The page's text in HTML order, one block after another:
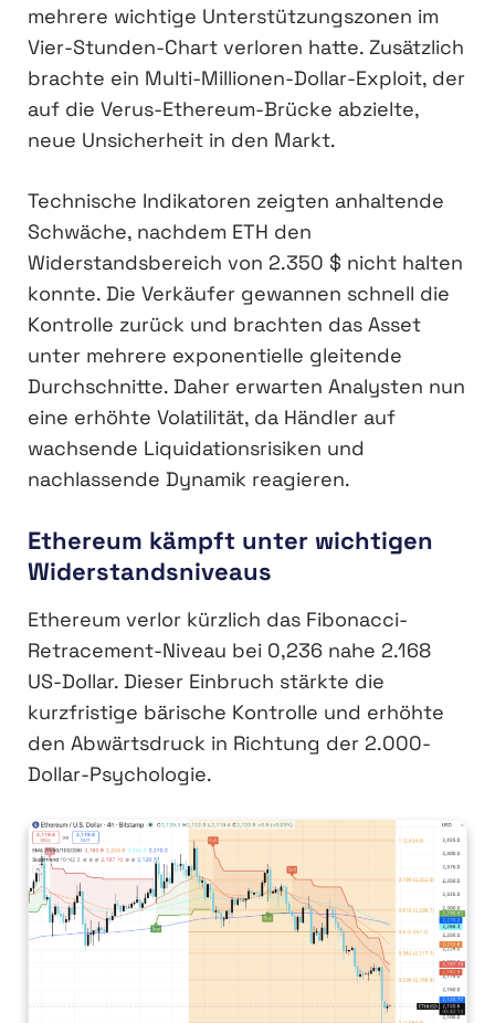
mehrere wichtige Unterstützungszonen im
Vier-Stunden-Chart verloren hatte. Zusätzlich
brachte ein Multi-Millionen-Dollar-Exploit, der
auf die Verus-Ethereum-Brücke abzielte,
neue Unsicherheit in den Markt.
Technische Indikatoren zeigten anhaltende
Schwäche, nachdem ETH den
Widerstandsbereich von 2.350 $ nicht halten
konnte. Die Verkäufer gewannen schnell die
Kontrolle zurück und brachten das Asset
unter mehrere exponentielle gleitende
Durchschnitte. Daher erwarten Analysten nun
eine erhöhte Volatilität, da Händler auf
wachsende Liquidationsrisiken und
nachlassende Dynamik reagieren.
Ethereum kämpft unter wichtigen
Widerstandsniveaus
Ethereum verlor kürzlich das Fibonacci-
Retracement-Niveau bei 0,236 nahe 2.168
US-Dollar. Dieser Einbruch stärkte die
kurzfristige bärische Kontrolle und erhöhte
den Abwärtsdruck in Richtung der 2.000-
Dollar-Psychologie.